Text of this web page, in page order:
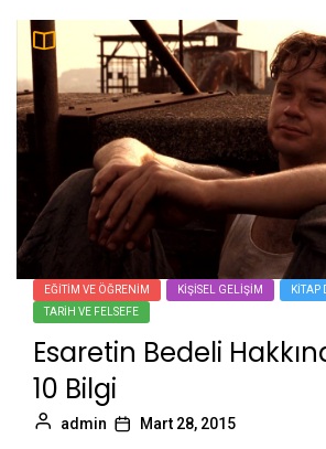
EĞITIM VE ÖĞRENIM KIŞISEL GELIŞIM
KITAP
TARIH VE FELSEFE
Esaretin Bedeli
10 Bilgi
admin Mart 28, 2015